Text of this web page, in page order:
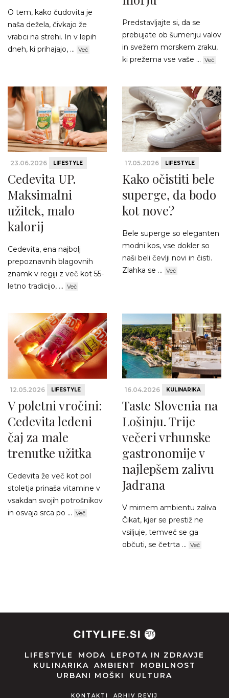
O tem, kako čudovita je
naša dežela, čivkajo že
vrabci na strehi. In v lepih
dneh, ki prihajajo, ... Več
Predstavljajte si, da se
prebujate ob šumenju valov
in svežem morskem zraku,
ki prežema vse vaše ... Več
23.06.2026 LIFESTYLE
Cedevita UP.
Maksimalni
užitek, malo
kalorij
Cedevita, ena najbolj
prepoznavnih blagovnih
znamk v regiji z več kot 55-
letno tradicijo, ... Več
17.05.2026 LIFESTYLE
Kako očistiti bele
superge, da bodo
kot nove?
Bele superge so eleganten
modni kos, vse dokler so
naši beli čevlji novi in čisti.
Zlahka se ... Več
12.05.2026 LIFESTYLE
V poletni vročini:
Cedevita ledeni
čaj za male
trenutke užitka
Cedevita že več kot pol
stoletja prinaša vitamine v
vsakdan svojih potrošnikov
in osvaja srca po ... Več
16.04.2026 KULINARIKA
Taste Slovenia na
Lošinju. Trije
večeri vrhunske
gastronomije v
najlepšem zalivu
Jadrana
V mirnem ambientu zaliva
Čikat, kjer se prestiž ne
vsiljuje, temveč se ga
občuti, se četrta ... Več
LIFESTYLE MODA
LEPOTA IN ZDRAVJE
KULINARIKA
AMBIENT
MOBILNOST
URBANI MOŠKI
KULTURA
KONTAKTI ARHIV REVIJ